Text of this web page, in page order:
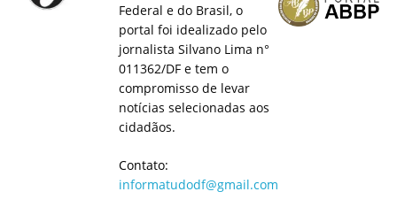
Federal e do Brasil, o
portal foi idealizado pelo
jornalista Silvano Lima n°
011362/DF e tem o
compromisso de levar
notícias selecionadas aos
cidadãos.
Contato:
informatudodf@gmail.com